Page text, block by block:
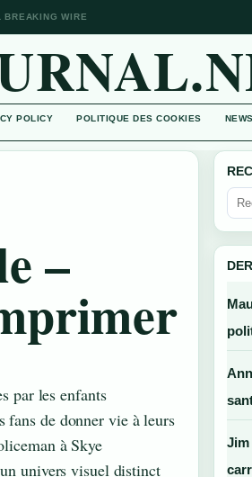
BREAKING WIRE
POLICY POLITIQUE DES COOKIES
–
par les enfants
fans de donner vie à leurs
à Skye
univers visuel distinct
Jim